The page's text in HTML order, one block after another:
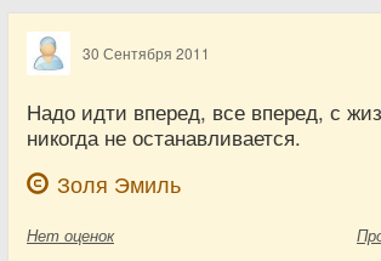
30 Сентября 2011
Надо идти вперед, все вперед, с
никогда не останавливается.
Золя Эмиль
Нет оценок